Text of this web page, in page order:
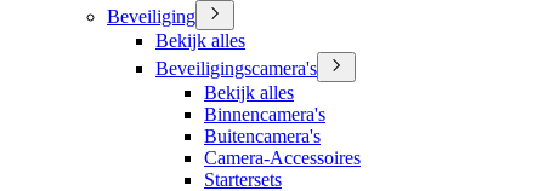
Beveiliging
Bekijk alles
Beveiligingscamera's
Bekijk alles
Binnencamera's
Buitencamera's
Camera-Accessoires
Startersets